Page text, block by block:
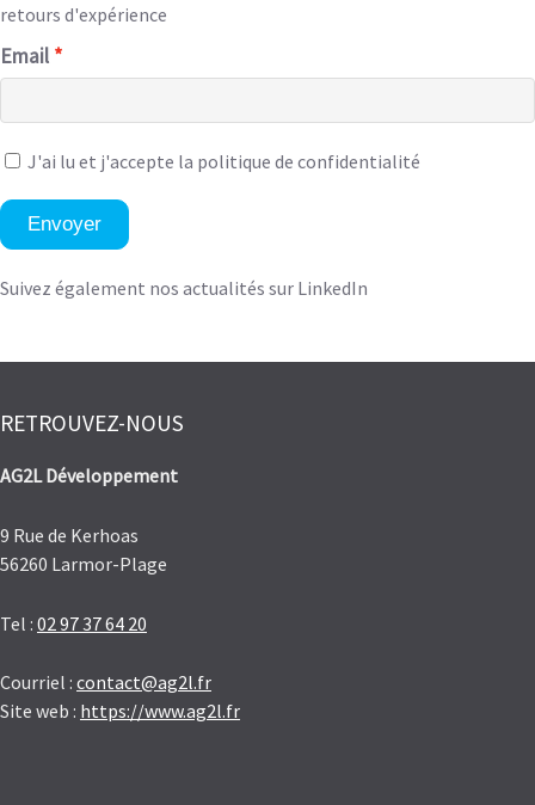
retours d'expérience
Email
J'ai lu et j'accepte la politique de confidentialité
Envoyer
Suivez également nos actualités sur LinkedIn
RETROUVEZ-NOUS
AG2L Développement
9 Rue de Kerhoas
56260 Larmor-Plage
Tel : 02 97 37 64 20
Courriel : contact@ag2l.fr
Site web : https://www.ag2l.fr